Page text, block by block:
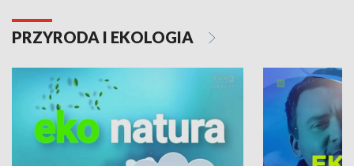
PRZYRODA I EKOLOGIA